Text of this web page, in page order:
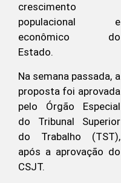
crescimento
populacional e
econômico do
Estado.
Na semana passada, a
proposta foi aprovada
pelo Órgão Especial
do Tribunal Superior
do Trabalho (TST),
após a aprovação do
CSJT.